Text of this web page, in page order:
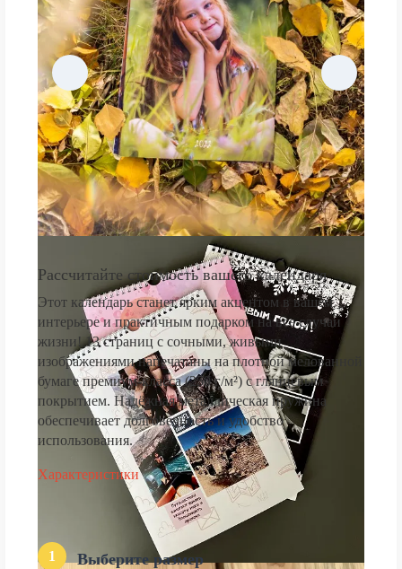
Рассчитайте стоимость вашего календаря
Этот календарь станет ярким акцентом в вашем
интерьере и практичным подарком на все случаи
жизни! 13 страниц с сочными, живыми
изображениями напечатаны на плотной мелованной
бумаге премиум-класса (250 г/м²) с глянцевым
покрытием. Надёжная металлическая пружина
обеспечивает долговечность и удобство
использования.
Характеристики
1 Выберите размер